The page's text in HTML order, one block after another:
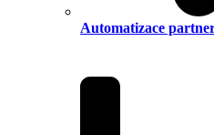
Automatizace